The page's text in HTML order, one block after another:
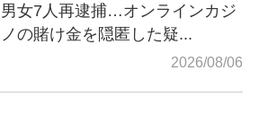
男女7人再逮捕…オンラインカジ
ノの賭け金を隠匿した疑...
2026/08/06